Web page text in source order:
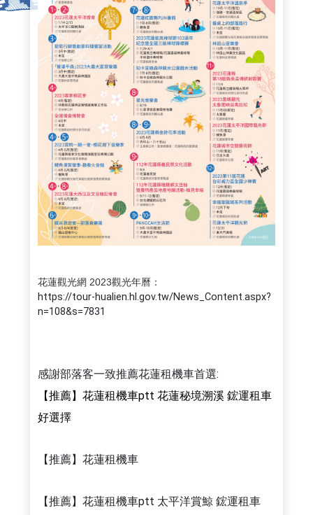
花蓮觀光網 2023觀光年曆：
https://tour-hualien.hl.gov.tw/News_Content.aspx?
n=108&s=7831
感謝部落客一致推薦花蓮租機車首選:
【推薦】花蓮租機車ptt 花蓮秘境溯溪 鋐運租車
好選擇
【推薦】花蓮租機車
【推薦】花蓮租機車ptt 太平洋賞鯨 鋐運租車